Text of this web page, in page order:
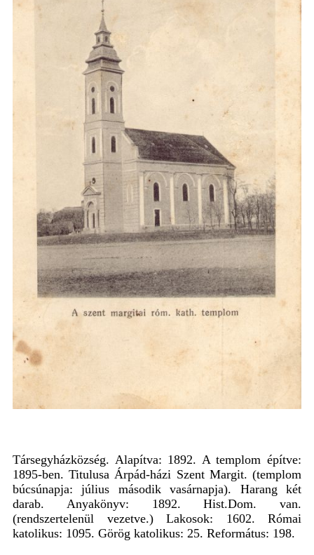
Társegyházközség. Alapítva: 1892. A templom építve:
1895-ben. Titulusa Árpád-házi Szent Margit. (templom
búcsúnapja: július második vasárnapja). Harang két
darab. Anyakönyv: 1892. Hist.Dom. van.
(rendszertelenül vezetve.) Lakosok: 1602. Római
katolikus: 1095. Görög katolikus: 25. Református: 198.